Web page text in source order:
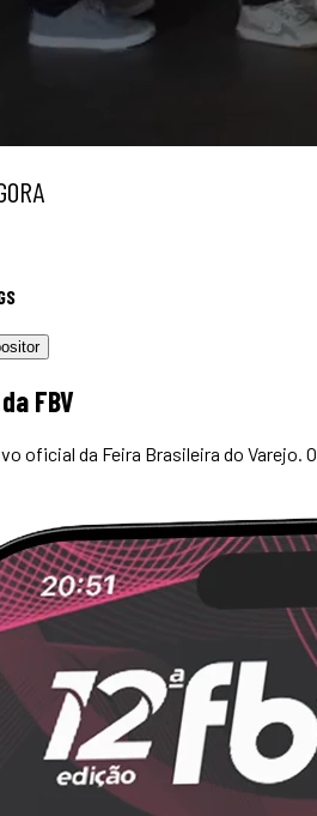
da FBV
oficial da Feira Brasileira do